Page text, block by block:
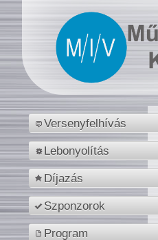
Versenyfelhívás
Lebonyolítás
Díjazás
Szponzorok
Program